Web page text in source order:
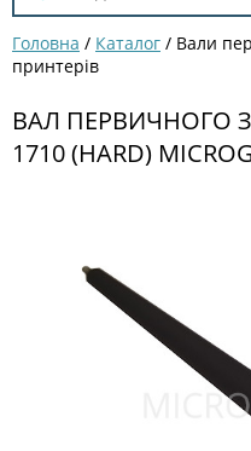
Головна / Каталог / Вали
принтерів
ВАЛ ПЕРВИЧНОГО
1710 (HARD)